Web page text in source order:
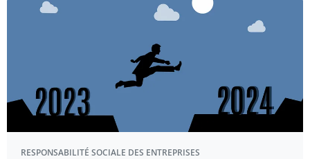
RESPONSABILITÉ SOCIALE DES ENTREPRISES